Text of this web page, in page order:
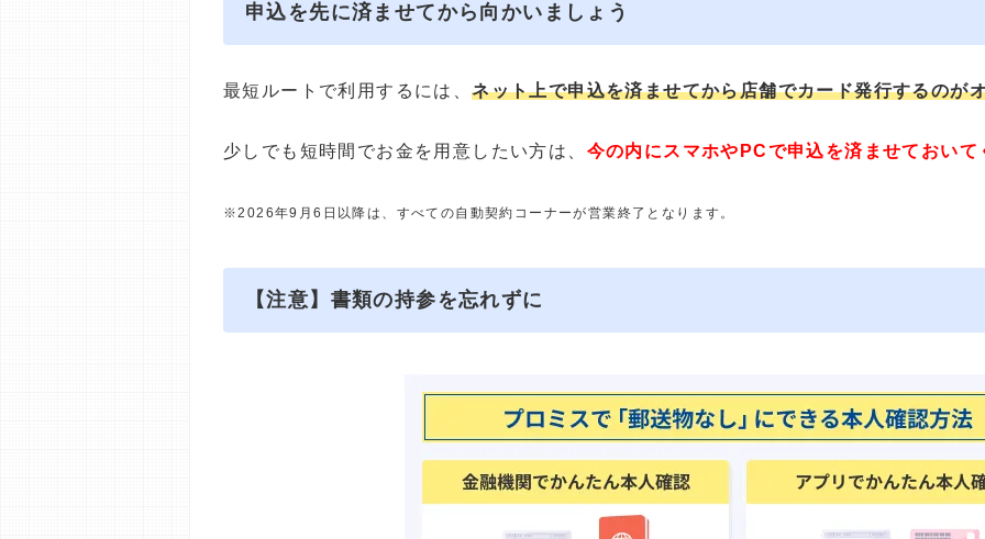
申込を先に済ませてから向かいましょう
最短ルートで利用するには、ネット上で申込を済ませてから店舗でカード発行するのが
少しでも短時間でお金を用意したい方は、 今の内にスマホやPCで申込を済ませておいて
※2026年9月6日以降は、すべての自動契約コーナーが営業終了となります。
【注意】書類の持参を忘れずに